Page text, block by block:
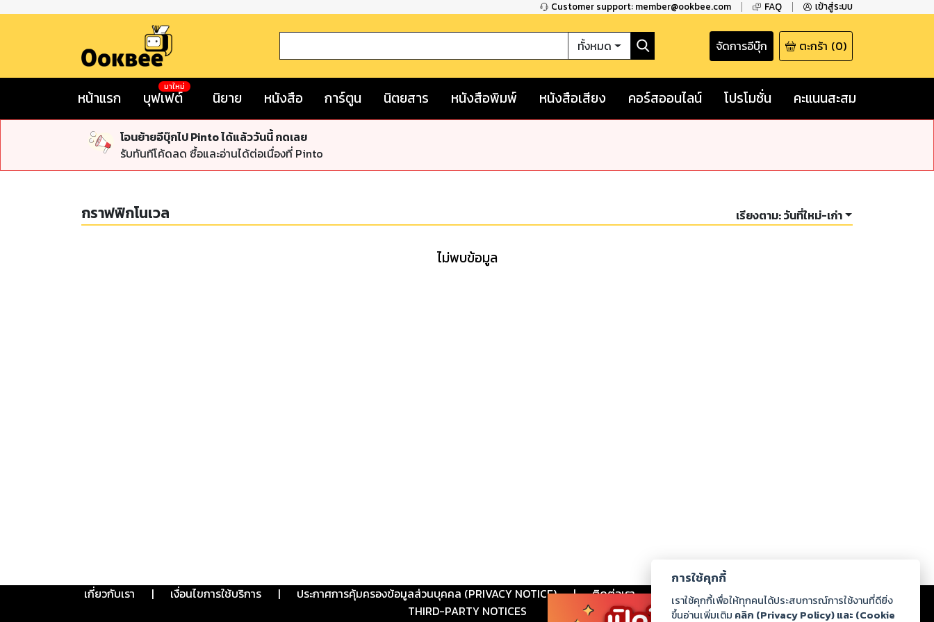
Customer support: member@ookbee.com FAQ เข้าสู่ระบบ
ทั้งหมด จัดการอีบุ๊ก ตะกร้า (0)
หน้าแรก บุฟเฟต์
มาใหม่
นิยาย หนังสือ การ์ตูน นิตยสาร หนังสือพิมพ์ หนังสือเสียง คอร์สออนไลน์ โปรโมชั่น คะแนนสะสม
โอนย้ายอีบุ๊กไป Pinto ได้แล้ววันนี้ กดเลย
รับทันทีโค้ดลด ซื้อและอ่านได้ต่อเนื่องที่ Pinto
กราฟฟิกโนเวล เรียงตาม:วันที่ใหม่-เก่า
ไม่พบข้อมูล
เกี่ยวกับเรา | เงื่อนไขการใช้บริการ | ประกาศการคุ้มครองข้อมูลส่วนบุคคล (PRIVACY NOTICE) | ติดต่อเรา ร่วมงานกับเรา ดาวน์โหลด
THIRD-PARTY NOTICES
การใช้คุกกี้
เราใช้คุกกี้เพื่อให้ทุกคนได้ประสบการณ์การใช้งานที่ดียิ่ง
ขึ้นอ่านเพิ่มเติม คลิก (Privacy Policy) และ (Cookie